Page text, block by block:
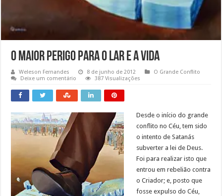
O maior perigo para o lar e a vida
Weleson Fernandes 8 de junho de 2012
O Grande Conflito
Deixe um comentário
387 Visualizações
Desde o início do grande
conflito no Céu, tem sido
o intento de Satanás
subverter a lei de Deus.
Foi para realizar isto que
entrou em rebelião contra
o Criador; e, posto que
fosse expulso do Céu,